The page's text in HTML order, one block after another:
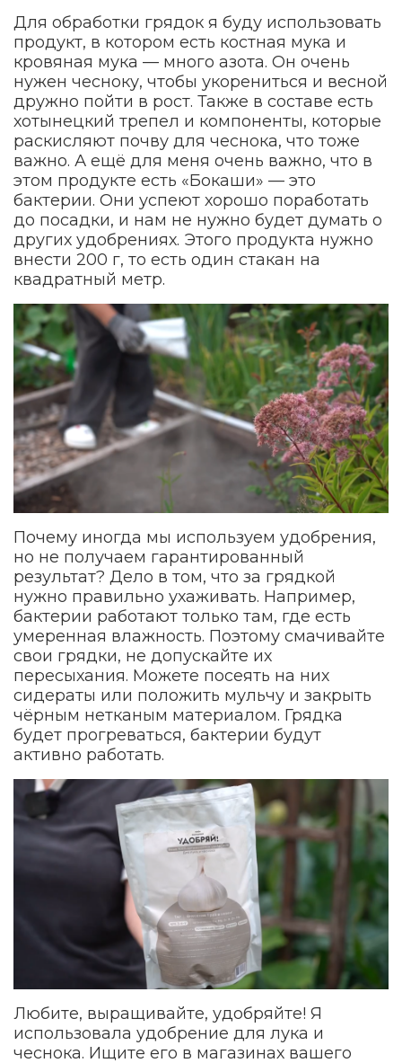
Для обработки грядок я буду использовать
продукт, в котором есть костная мука и
кровяная мука — много азота. Он очень
нужен чесноку, чтобы укорениться и весной
дружно пойти в рост. Также в составе есть
хотынецкий трепел и компоненты, которые
раскисляют почву для чеснока, что тоже
важно. А ещё для меня очень важно, что в
этом продукте есть «Бокаши» — это
бактерии. Они успеют хорошо поработать
до посадки, и нам не нужно будет думать о
других удобрениях. Этого продукта нужно
внести 200 г, то есть один стакан на
квадратный метр.
Почему иногда мы используем удобрения,
но не получаем гарантированный
результат? Дело в том, что за грядкой
нужно правильно ухаживать. Например,
бактерии работают только там, где есть
умеренная влажность. Поэтому смачивайте
свои грядки, не допускайте их
пересыхания. Можете посеять на них
сидераты или положить мульчу и закрыть
чёрным нетканым материалом. Грядка
будет прогреваться, бактерии будут
активно работать.
Любите, выращивайте, удобряйте! Я
использовала удобрение для лука и
чеснока. Ищите его в магазинах вашего